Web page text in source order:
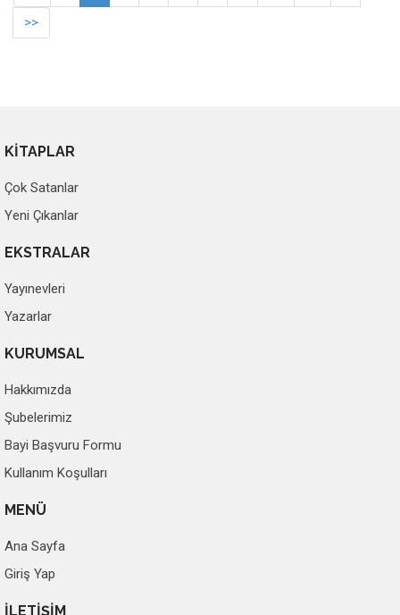
>>
KİTAPLAR
Çok Satanlar
Yeni Çıkanlar
EKSTRALAR
Yayınevleri
Yazarlar
KURUMSAL
Hakkımızda
Şubelerimiz
Bayi Başvuru Formu
Kullanım Koşulları
MENÜ
Ana Sayfa
Giriş Yap
İLETİŞİM